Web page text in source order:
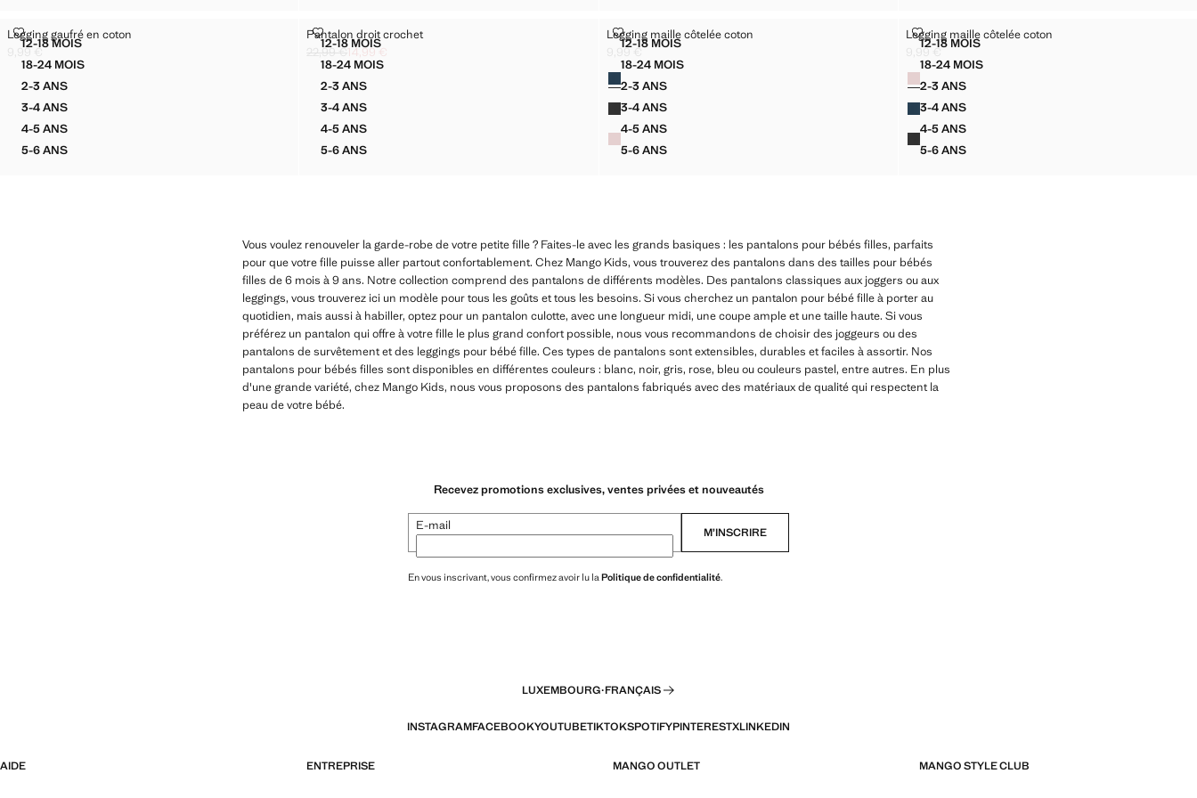
Tailles
12-18 MOISLEGGING GAUFRÉ EN COTON
18-24 MOISLEGGING GAUFRÉ EN COTON
2-3 ANSLEGGING GAUFRÉ EN COTON
3-4 ANSLEGGING GAUFRÉ EN COTON
4-5 ANSLEGGING GAUFRÉ EN COTON
5-6 ANSLEGGING GAUFRÉ EN COTON
Legging gaufré en coton
LEGGING GAUFRÉ EN COTON
Prix actuel [9,99 € ]
9,99 €
Tailles
12-18 MOISPANTALON DROIT CROCHET
18-24 MOISPANTALON DROIT CROCHET
2-3 ANSPANTALON DROIT CROCHET
3-4 ANSPANTALON DROIT CROCHET
4-5 ANSPANTALON DROIT CROCHET
5-6 ANSPANTALON DROIT CROCHET
Pantalon droit crochet
PANTALON DROIT CROCHET
Prix initial barré [22,99 € ]
22,99 €
Prix actuel [14,99 € ]
14,99 €
Tailles
12-18 MOISLEGGING MAILLE CÔTELÉE COTON
18-24 MOISLEGGING MAILLE CÔTELÉE COTON
2-3 ANSLEGGING MAILLE CÔTELÉE COTON
3-4 ANSLEGGING MAILLE CÔTELÉE COTON
4-5 ANSLEGGING MAILLE CÔTELÉE COTON
5-6 ANSLEGGING MAILLE CÔTELÉE COTON
Legging maille côtelée coton
LEGGING MAILLE CÔTELÉE COTON
Prix actuel [9,99 € ]
9,99 €
Couleurs
Tailles
12-18 MOISLEGGING MAILLE CÔTELÉE COTON
18-24 MOISLEGGING MAILLE CÔTELÉE COTON
2-3 ANSLEGGING MAILLE CÔTELÉE COTON
3-4 ANSLEGGING MAILLE CÔTELÉE COTON
4-5 ANSLEGGING MAILLE CÔTELÉE COTON
5-6 ANSLEGGING MAILLE CÔTELÉE COTON
Legging maille côtelée coton
LEGGING MAILLE CÔTELÉE COTON
Prix actuel [9,99 € ]
9,99 €
Couleurs
Vous voulez renouveler la garde-robe de votre petite fille ? Faites-le avec les grands basiques : les pantalons pour bébés filles, parfaits
pour que votre fille puisse aller partout confortablement. Chez Mango Kids, vous trouverez des pantalons dans des tailles pour bébés
filles de 6 mois à 9 ans. Notre collection comprend des pantalons de différents modèles. Des pantalons classiques aux joggers ou aux
leggings, vous trouverez ici un modèle pour tous les goûts et tous les besoins. Si vous cherchez un pantalon pour bébé fille à porter au
quotidien, mais aussi à habiller, optez pour un pantalon culotte, avec une longueur midi, une coupe ample et une taille haute. Si vous
préférez un pantalon qui offre à votre fille le plus grand confort possible, nous vous recommandons de choisir des joggeurs ou des
pantalons de survêtement et des leggings pour bébé fille. Ces types de pantalons sont extensibles, durables et faciles à assortir. Nos
pantalons pour bébés filles sont disponibles en différentes couleurs : blanc, noir, gris, rose, bleu ou couleurs pastel, entre autres. En plus
d'une grande variété, chez Mango Kids, nous vous proposons des pantalons fabriqués avec des matériaux de qualité qui respectent la
peau de votre bébé.
Recevez promotions exclusives, ventes privées et nouveautés
E-mail M’INSCRIRE
En vous inscrivant, vous confirmez avoir lu la Politique de confidentialité.
LUXEMBOURG·FRANÇAIS
INSTAGRAMFACEBOOKYOUTUBETIKTOKSPOTIFYPINTERESTXLINKEDIN
AIDE ENTREPRISE MANGO OUTLET MANGO STYLE CLUB